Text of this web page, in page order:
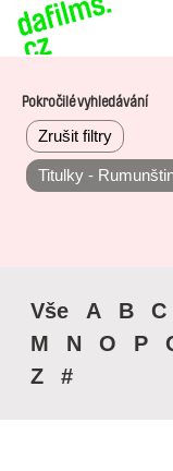
Pokročilé vyhledávání
Zrušit filtry
Titulky -
Vše A B C
M
N O P
Z
#